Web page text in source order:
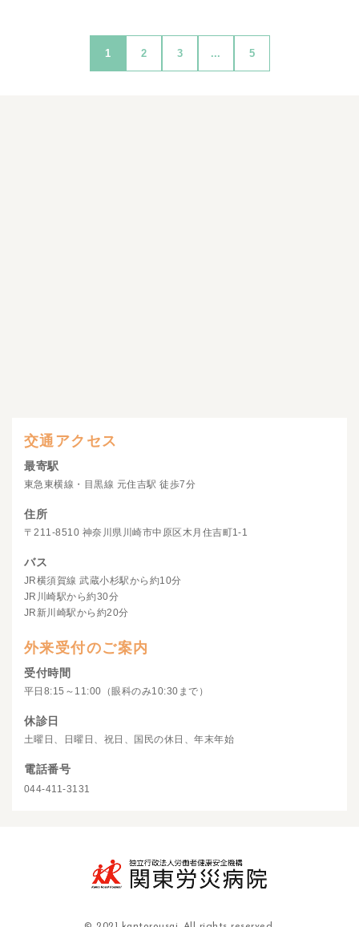
1 2 3 ... 5
交通アクセス
最寄駅
東急東横線・目黒線 元住吉駅 徒歩7分
住所
〒211-8510 神奈川県川崎市中原区木月住吉町1-1
バス
JR横須賀線 武蔵小杉駅から約10分
JR川崎駅から約30分
JR新川崎駅から約20分
外来受付のご案内
受付時間
平日8:15～11:00（眼科のみ10:30まで）
休診日
土曜日、日曜日、祝日、国民の休日、年末年始
電話番号
044-411-3131